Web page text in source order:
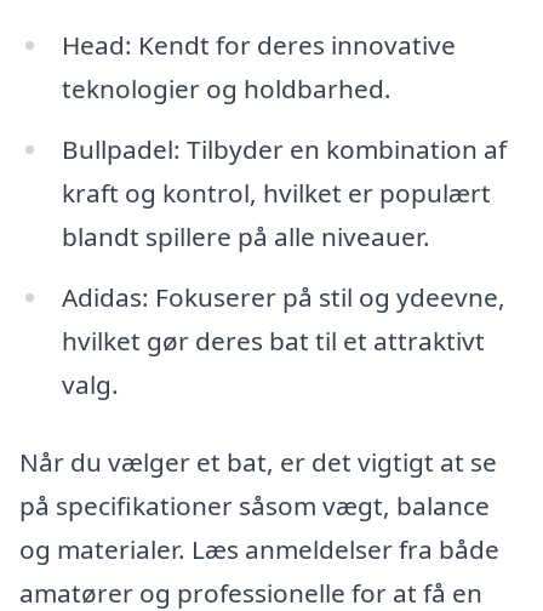
Head: Kendt for deres innovative
teknologier og holdbarhed.
Bullpadel: Tilbyder en kombination af
kraft og kontrol, hvilket er populært
blandt spillere på alle niveauer.
Adidas: Fokuserer på stil og ydeevne,
hvilket gør deres bat til et attraktivt
valg.
Når du vælger et bat, er det vigtigt at se
på specifikationer såsom vægt, balance
og materialer. Læs anmeldelser fra både
amatører og professionelle for at få en